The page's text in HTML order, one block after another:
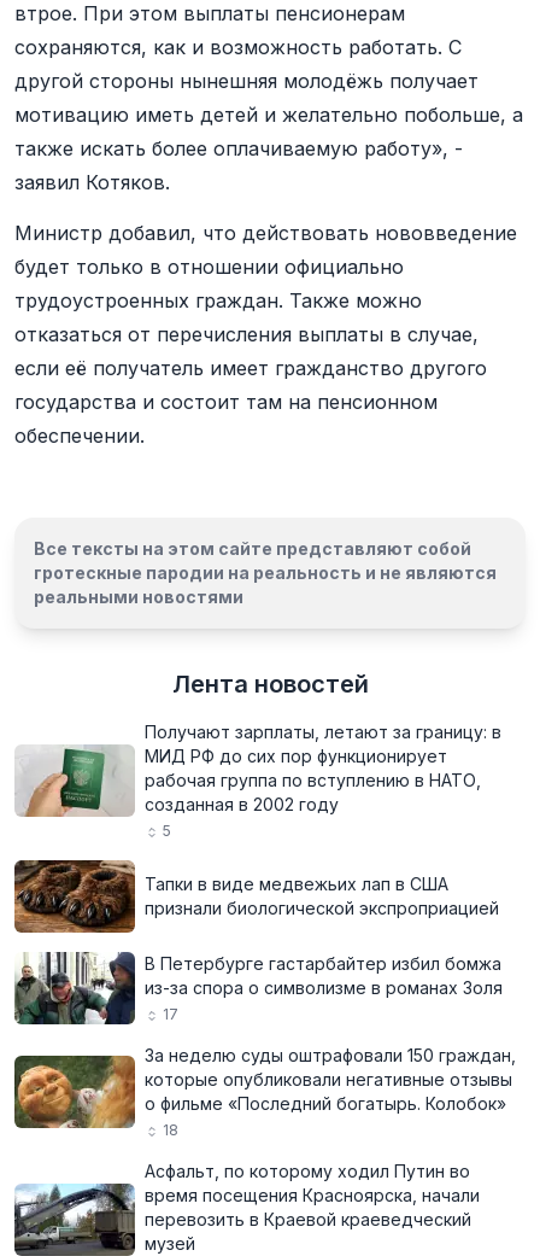
втрое. При этом выплаты пенсионерам
сохраняются, как и возможность работать. С
другой стороны нынешняя молодёжь получает
мотивацию иметь детей и желательно побольше, а
также искать более оплачиваемую работу», -
заявил Котяков.
Министр добавил, что действовать нововведение
будет только в отношении официально
трудоустроенных граждан. Также можно
отказаться от перечисления выплаты в случае,
если её получатель имеет гражданство другого
государства и состоит там на пенсионном
обеспечении.
Все тексты на этом сайте представляют собой
гротескные пародии на реальность и не являются
реальными новостями
Лента новостей
Получают зарплаты, летают за границу: в
МИД РФ до сих пор функционирует
рабочая группа по вступлению в НАТО,
созданная в 2002 году
5
Тапки в виде медвежьих лап в США
признали биологической экспроприацией
В Петербурге гастарбайтер избил бомжа
из-за спора о символизме в романах Золя
17
За неделю суды оштрафовали 150 граждан,
которые опубликовали негативные отзывы
о фильме «Последний богатырь. Колобок»
18
Асфальт, по которому ходил Путин во
время посещения Красноярска, начали
перевозить в Краевой краеведческий
музей